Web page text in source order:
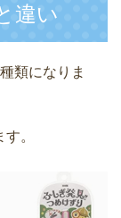
違い
類になりま
。